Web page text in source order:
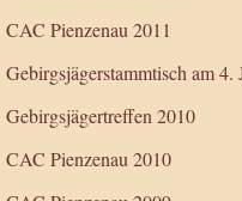
CAC Pienzenau 2011
Gebirgsjägerstammtisch am
Gebirgsjägertreffen 2010
CAC Pienzenau 2010